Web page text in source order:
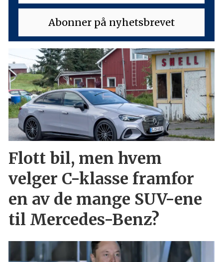
Flott bil, men hvem
velger C-klasse framfor
en av de mange SUV-ene
til Mercedes-Benz?